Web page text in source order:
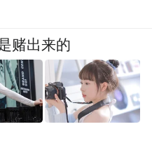
赌出来的